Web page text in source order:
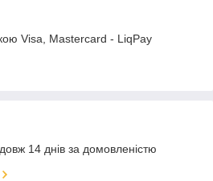
Visa, Mastercard - LiqPay
14 днів за домовленістю